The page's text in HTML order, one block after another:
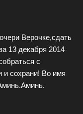
Верочке,сдать
13 декабря 2014
с
сохрани! Во имя